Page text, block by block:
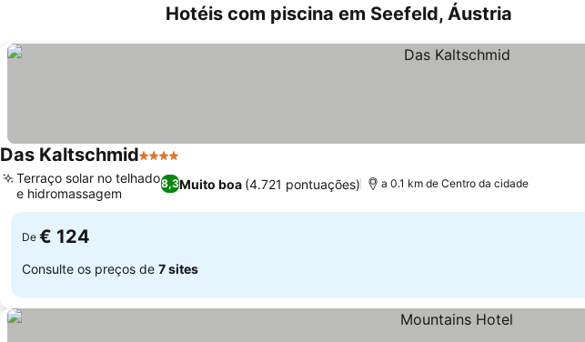
Hotéis com piscina em Seefeld, Áustria
Das Kaltschmid4 Estrelas
8,3Muito boa (4.721 pontuações)
Terraço solar no telhado
e hidromassagem
a 0.1 km de Centro da cidade
De € 124
Consulte os preços de 7 sites